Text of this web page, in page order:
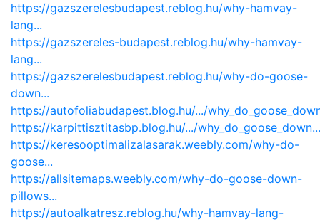
https://gazszerelesbudapest.reblog.hu/why-hamvay-
lang...
https://gazszereles-budapest.reblog.hu/why-hamvay-
lang...
https://gazszerelesbudapest.reblog.hu/why-do-goose-
down...
https://autofoliabudapest.blog.hu/.../
https://karpittisztitasbp.blog.hu/.../why_do_goose_down...
https://keresooptimalizalasarak.weebly.com/why-do-
goose...
https://allsitemaps.weebly.com/why-do-goose-down-
pillows...
https://autoalkatresz.reblog.hu/why-hamvay-lang-